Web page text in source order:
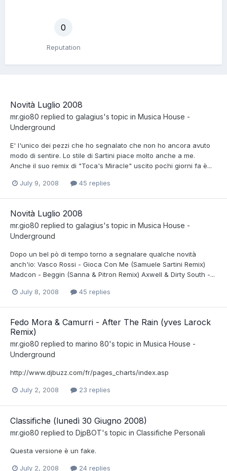
0
Reputation
Novità Luglio 2008
mr.gio80 replied to galagius's topic in Musica House -
Underground
E' l'unico dei pezzi che ho segnalato che non ho ancora avuto
modo di sentire. Lo stile di Sartini piace molto anche a me.
Anche il suo remix di "Toca's Miracle" uscito pochi giorni fa è...
July 9, 2008 45 replies
Novità Luglio 2008
mr.gio80 replied to galagius's topic in Musica House -
Underground
Dopo un bel pò di tempo torno a segnalare qualche novità
anch'io: Vasco Rossi - Gioca Con Me (Samuele Sartini Remix)
Madcon - Beggin (Sanna & Pitron Remix) Axwell & Dirty South -...
July 8, 2008 45 replies
Fedo Mora & Camurri - After The Rain (yves Larock
Remix)
mr.gio80 replied to marino 80's topic in Musica House -
Underground
http://www.djbuzz.com/fr/pages_charts/index.asp
July 2, 2008 23 replies
Classifiche (lunedì 30 Giugno 2008)
mr.gio80 replied to DjpBOT's topic in Classifiche Personali
Questa versione è un fake.
July 2, 2008 24 replies